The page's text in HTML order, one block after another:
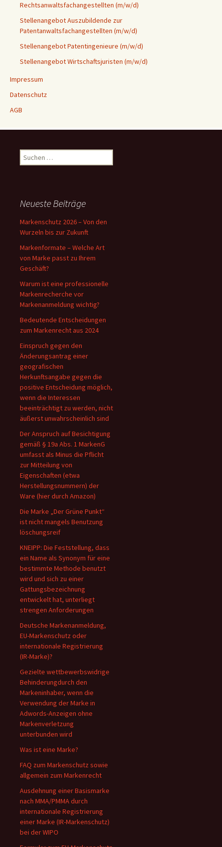
Rechtsanwaltsfachangestellten (m/w/d)
Stellenangebot Auszubildende zur
Patentanwaltsfachangestellten (m/w/d)
Stellenangebot Patentingenieure (m/w/d)
Stellenangebot Wirtschaftsjuristen (m/w/d)
Impressum
Datenschutz
AGB
Suchen
nach:
Neueste Beiträge
Markenschutz 2026 – Von den
Wurzeln bis zur Zukunft
Markenformate – Welche Art
von Marke passt zu Ihrem
Geschäft?
Warum ist eine professionelle
Markenrecherche vor
Markenanmeldung wichtig?
Bedeutende Entscheidungen
zum Markenrecht aus 2024
Einspruch gegen den
Änderungsantrag einer
geografischen
Herkunftsangabe gegen die
positive Entscheidung möglich,
wenn die Interessen
beeinträchtigt zu werden, nicht
äußerst unwahrscheinlich sind
Der Anspruch auf Besichtigung
gemäß § 19a Abs. 1 MarkenG
umfasst als Minus die Pflicht
zur Mitteilung von
Eigenschaften (etwa
Herstellungsnummern) der
Ware (hier durch Amazon)
Die Marke „Der Grüne Punkt“
ist nicht mangels Benutzung
löschungsreif
KNEIPP: Die Feststellung, dass
ein Name als Synonym für eine
bestimmte Methode benutzt
wird und sich zu einer
Gattungsbezeichnung
entwickelt hat, unterliegt
strengen Anforderungen
Deutsche Markenanmeldung,
EU-Markenschutz oder
internationale Registrierung
(IR-Marke)?
Gezielte wettbewerbswidrige
Behinderungdurch den
Markeninhaber, wenn die
Verwendung der Marke in
Adwords-Anzeigen ohne
Markenverletzung
unterbunden wird
Was ist eine Marke?
FAQ zum Markenschutz sowie
allgemein zum Markenrecht
Ausdehnung einer Basismarke
nach MMA/PMMA durch
internationale Registrierung
einer Marke (IR-Markenschutz)
bei der WIPO